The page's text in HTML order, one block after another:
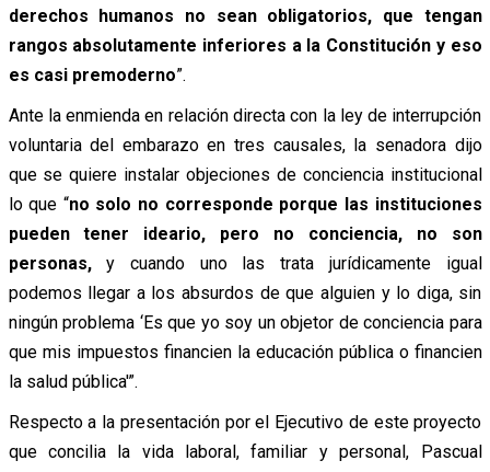
derechos humanos no sean obligatorios, que tengan
rangos absolutamente inferiores a la Constitución y eso
es casi premoderno”.
Ante la enmienda en relación directa con la ley de interrupción
voluntaria del embarazo en tres causales, la senadora dijo
que se quiere instalar objeciones de conciencia institucional
lo que “no solo no corresponde porque las instituciones
pueden tener ideario, pero no conciencia, no son
personas,y cuando uno las trata jurídicamente igual
podemos llegar a los absurdos de que alguien y lo diga, sin
ningún problema ‘Es que yo soy un objetor de conciencia para
que mis impuestos financien la educación pública o financien
la salud pública'”.
Respecto a la presentación por el Ejecutivo de este proyecto
que concilia la vida laboral, familiar y personal, Pascual